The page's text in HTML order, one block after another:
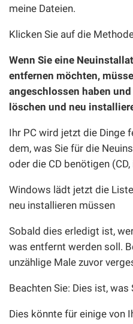
meine Dateien.
Klicken Sie auf die
Wenn Sie eine
entfernen möchten,
angeschlossen haben
löschen und neu
Ihr PC wird jetzt die Dinge
dem, was Sie für die
oder die CD benötigen
Windows lädt jetzt die
neu installieren müssen
Sobald dies erledigt ist,
was entfernt werden soll.
unzählige Male zuvor
Beachten Sie: Dies ist,
Dies könnte für einige von